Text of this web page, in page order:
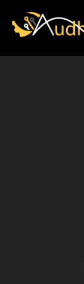
principal